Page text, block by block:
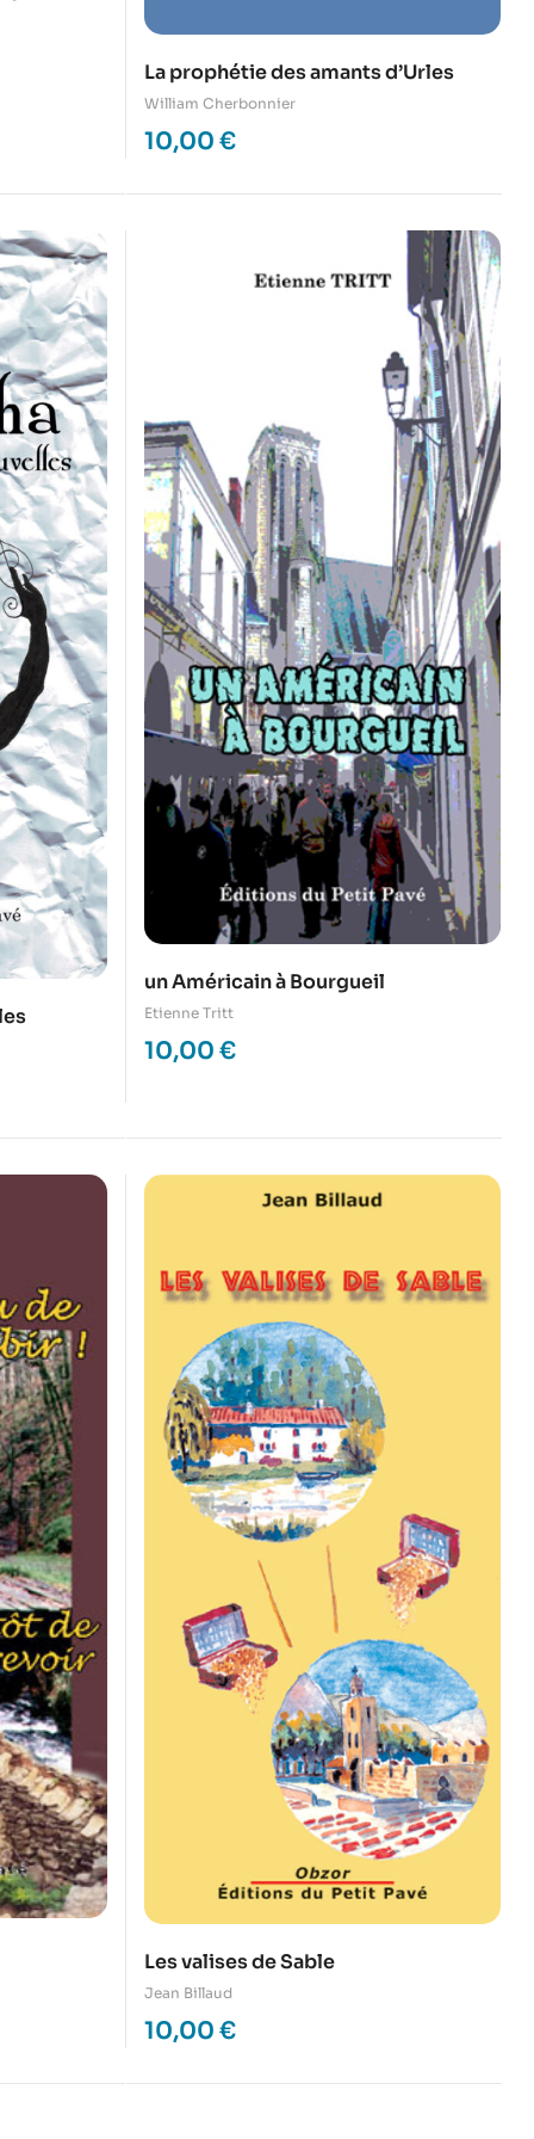
La prophétie des amants d’Urles
William Cherbonnier
10,00 €
un Américain à Bourgueil
Etienne Tritt
10,00 €
Les valises de Sable
Jean Billaud
10,00 €